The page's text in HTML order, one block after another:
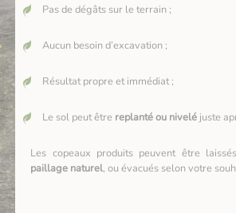
Pas de dégâts sur le terrain ;
Aucun besoin d’excavation ;
Résultat propre et immédiat ;
Le sol peut être replanté ou nivelé juste
Les copeaux produits peuvent être
paillage naturel, ou évacués selon votre